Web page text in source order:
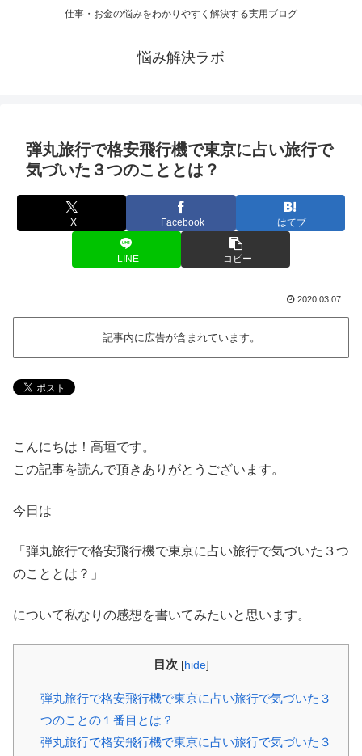
仕事・お金の悩みをわかりやすく解決する実用ブログ
悩み解決ラボ
弾丸旅行で格安飛行機で東京に占い旅行で
気づいた３つのこととは？
X Facebook はてブ
LINE コピー
2020.03.07
記事内に広告が含まれています。
こんにちは！高垣です。
この記事を読んで頂きありがとうございます。
今日は
「弾丸旅行で格安飛行機で東京に占い旅行で気づいた３つ
のこととは？」
について私なりの感想を書いてみたいと思います。
目次 [hide]
弾丸旅行で格安飛行機で東京に占い旅行で気づいた３
つのことの１番目とは？
弾丸旅行で格安飛行機で東京に占い旅行で気づいた３